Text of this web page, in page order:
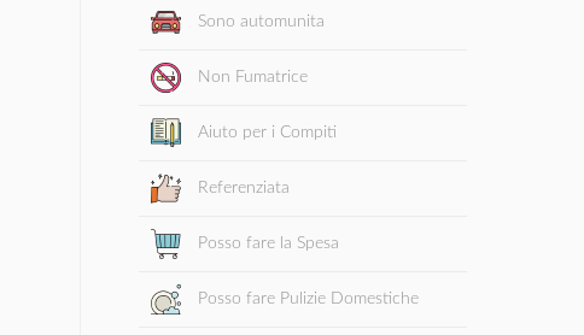
Sono automunita
Non Fumatrice
Aiuto per i Compiti
Referenziata
Posso fare la Spesa
Posso fare Pulizie Domestiche